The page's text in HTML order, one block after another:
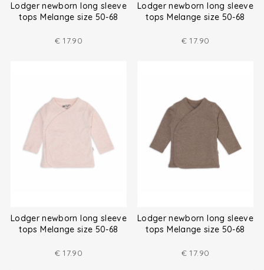
Lodger newborn long sleeve
tops Melange size 50-68
€ 17.90
Lodger newborn long sleeve
tops Melange size 50-68
€ 17.90
Lodger newborn long sleeve
tops Melange size 50-68
€ 17.90
Lodger newborn long sleeve
tops Melange size 50-68
€ 17.90